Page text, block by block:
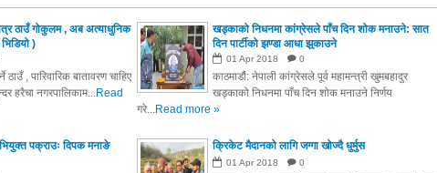
ठाउँ गोकुलम , अब अत्याधुनिक
)
, पारिवारिक बातावरण चाहिए
हरैचा नगरपालिकाम...Read
खड्काको निधनमा कांग्रेसले पाँच दिन शोक मनाउने: सात
दिन पार्टीको झण्डा आधा झुकाउने
01 Apr 2018 0
काठमाडौं: नेपाली कांग्रेसले पूर्व महामन्त्री खुमबहादुर
खड्काको निधनमा पाँच दिन शोक मनाउने निर्णय
गरे...Read more »
पक्राउः दिपक मनाङे
क्रिकेट मैदानको लागि जग्गा खोज्दै धुर्मुस
01 Apr 2018 0